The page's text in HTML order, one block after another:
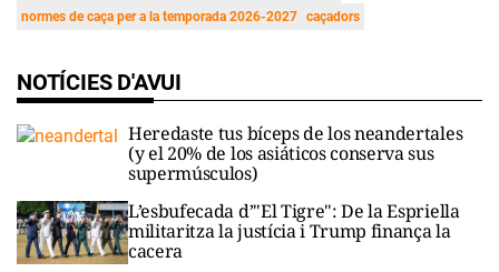
normes de caça per a la temporada 2026-2027 caçadors
NOTÍCIES D'AVUI
Heredaste tus bíceps de los neandertales
(y el 20% de los asiáticos conserva sus
supermúsculos)
L’esbufecada d’"El Tigre": De la Espriella
militaritza la justícia i Trump finança la
cacera